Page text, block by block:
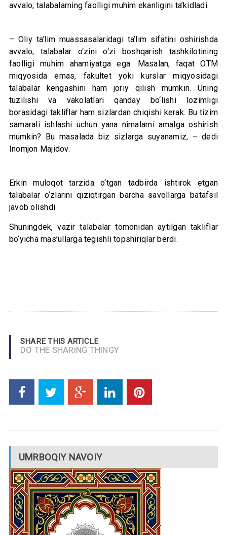
avvalo, talabalarning faolligi muhim ekanligini ta’kidladi.
– Oliy ta’lim muassasalaridagi ta’lim sifatini oshirishda
avvalo, talabalar o‘zini o‘zi boshqarish tashkilotining
faolligi muhim ahamiyatga ega. Masalan, faqat OTM
miqyosida emas, fakultet yoki kurslar miqyosidagi
talabalar kengashini ham joriy qilish mumkin. Uning
tuzilishi va vakolatlari qanday bo‘lishi lozimligi
borasidagi takliflar ham sizlardan chiqishi kerak. Bu tizim
samarali ishlashi uchun yana nimalarni amalga oshirish
mumkin? Bu masalada biz sizlarga suyanamiz, – dedi
Inomjon Majidov.
Erkin muloqot tarzida o‘tgan tadbirda ishtirok etgan
talabalar o‘zlarini qiziqtirgan barcha savollarga batafsil
javob olishdi.
Shuningdek, vazir talabalar tomonidan aytilgan takliflar
bo‘yicha mas’ullarga tegishli topshiriqlar berdi.
SHARE THIS ARTICLE
DO THE SHARING THINGY
UMRBOQIY NAVOIY